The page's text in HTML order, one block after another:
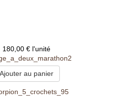
180,00 € l'unité